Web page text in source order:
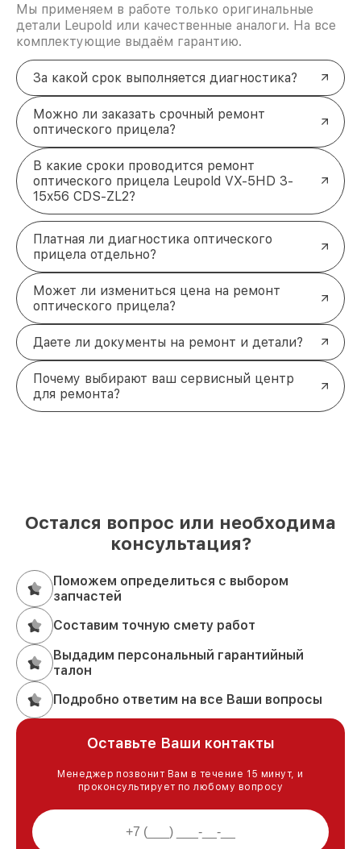
Мы применяем в работе только оригинальные
детали Leupold или качественные аналоги. На все
комплектующие выдаём гарантию.
За какой срок выполняется диагностика?
Можно ли заказать срочный ремонт
оптического прицела?
В какие сроки проводится ремонт
оптического прицела Leupold VX-5HD 3-
15x56 CDS-ZL2?
Платная ли диагностика оптического
прицела отдельно?
Может ли измениться цена на ремонт
оптического прицела?
Даете ли документы на ремонт и детали?
Почему выбирают ваш сервисный центр
для ремонта?
Остался вопрос или необходима
консультация?
Поможем определиться с выбором
запчастей
Составим точную смету работ
Выдадим персональный гарантийный
талон
Подробно ответим на все Ваши вопросы
Оставьте Ваши контакты
Менеджер позвонит Вам в течение 15 минут, и
проконсультирует по любому вопросу